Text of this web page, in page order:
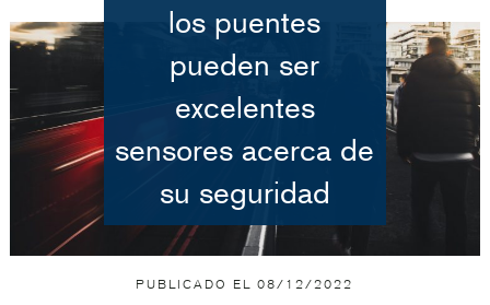
los puentes
pueden ser
excelentes
sensores acerca de
su seguridad
PUBLICADO EL08/12/2022